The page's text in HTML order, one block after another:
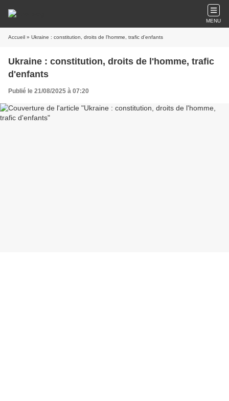
MENU
Accueil » Ukraine : constitution, droits de l'homme, trafic d'enfants
Ukraine : constitution, droits de l'homme, trafic
d'enfants
Publié le 21/08/2025 à 07:20